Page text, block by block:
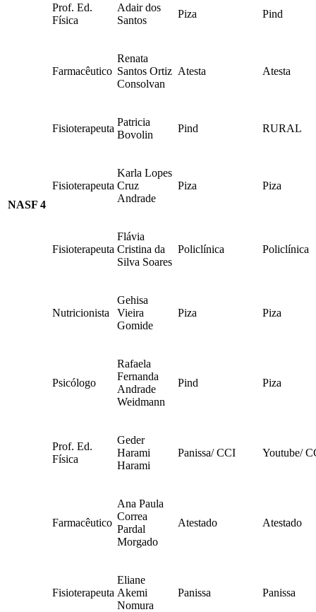
NASF 4
Prof. Ed.
Física
Adair dos
Santos
Piza Pind
Farmacêutico
Renata
Santos Ortiz
Consolvan
Atesta Atesta
Fisioterapeuta
Patricia
Bovolin
Pind RURAL
Fisioterapeuta
Karla Lopes
Cruz
Andrade
Piza Piza
Fisioterapeuta
Flávia
Cristina da
Silva Soares
Policlínica Policlínica
Nutricionista
Gehisa
Vieira
Gomide
Piza Piza
Psicólogo
Rafaela
Fernanda
Andrade
Weidmann
Pind Piza
Prof. Ed.
Física
Geder
Harami
Harami
Panissa/ CCI Youtube/
Farmacêutico
Ana Paula
Correa
Pardal
Morgado
Atestado Atestado
Fisioterapeuta
Eliane
Akemi
Nomura
Panissa Panissa